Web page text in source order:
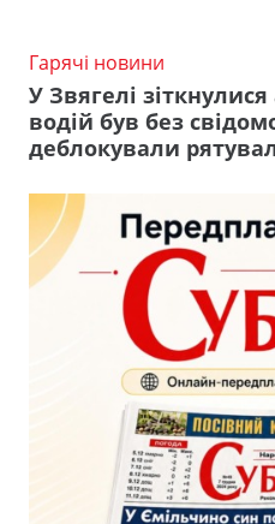
Гарячі новини
У Звягелі
водій був без
деблокували